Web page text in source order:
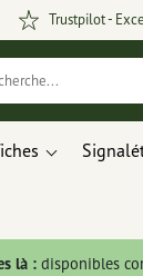
Trustpilot -
là :disponibles